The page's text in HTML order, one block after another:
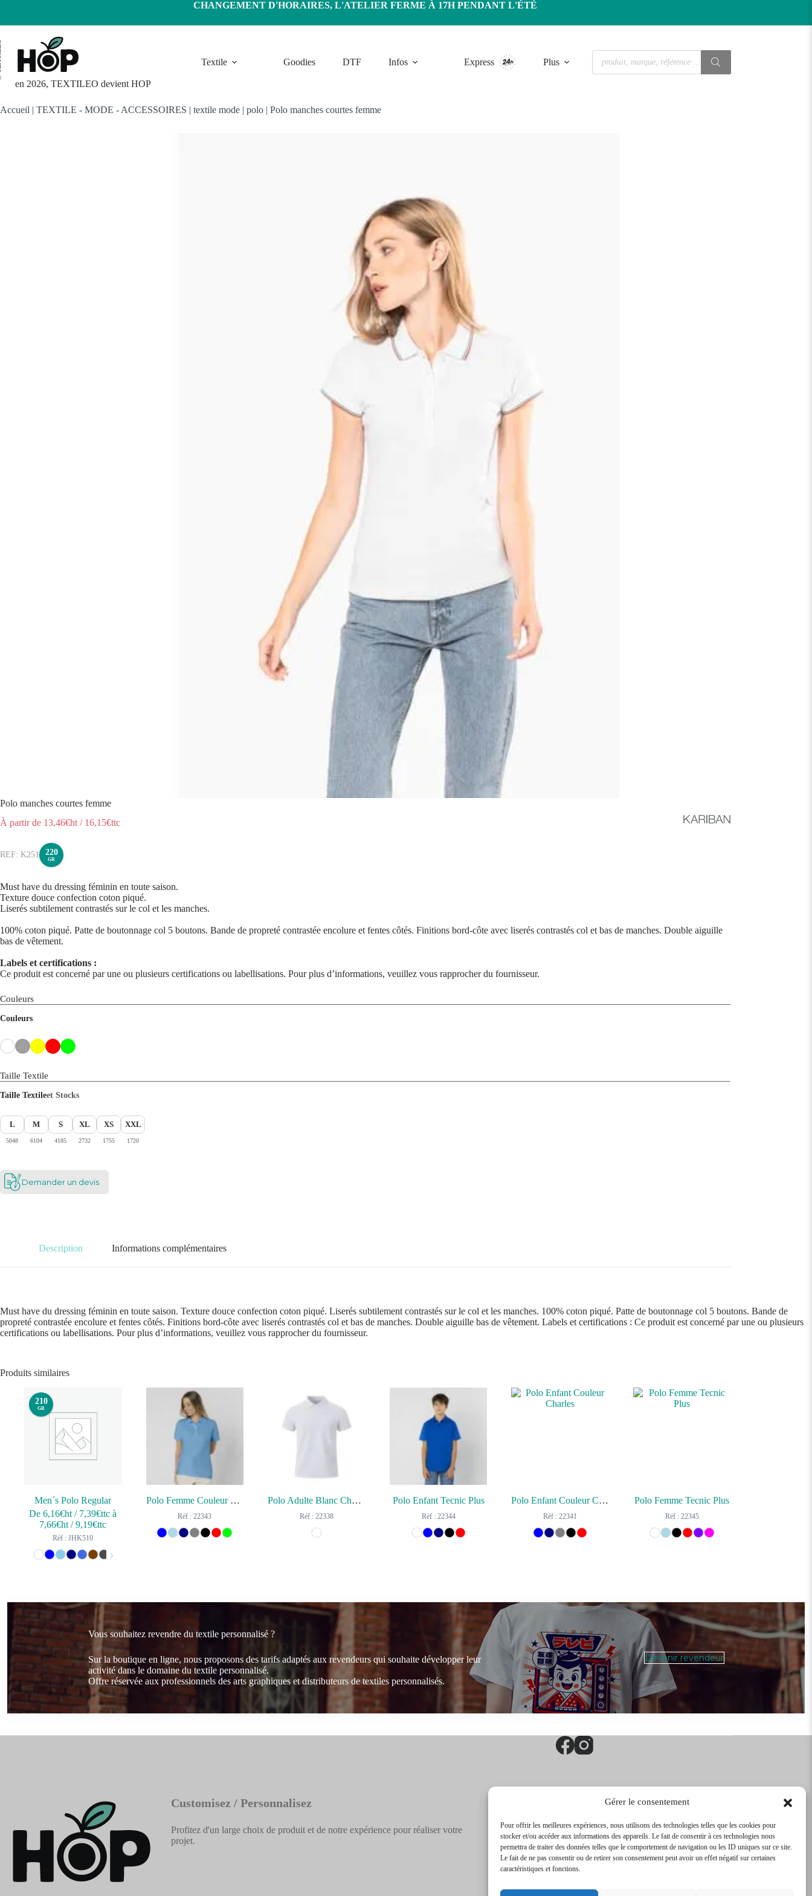
Gérer le consentement
Pour offrir les meilleures expériences, nous utilisons des technologies telles que les cookies pour
stocker et/ou accéder aux informations des appareils. Le fait de consentir à ces technologies nous
permettra de traiter des données telles que le comportement de navigation ou les ID uniques sur ce site.
Le fait de ne pas consentir ou de retirer son consentement peut avoir un effet négatif sur certaines
caractéristiques et fonctions.
contenu
CHANGEMENT D'HORAIRES, L'ATELIER FERME À 17H PENDANT L'ÉTÉ
en 2026, TEXTILEO devient HOP
Textile Goodies DTF Infos Express Plus
Recherche
produits
Accueil | TEXTILE - MODE - ACCESSOIRES | textile mode | polo | Polo manches courtes femme
Polo manches courtes femme
À partir de 13,46€ht / 16,15€ttc
K251 220
GR
Must have du dressing féminin en toute saison.
Texture douce confection coton piqué.
Liserés subtilement contrastés sur le col et les manches.
100% coton piqué. Patte de boutonnage col 5 boutons. Bande de propreté contrastée encolure et fentes côtés. Finitions bord-côte avec liserés contrastés col et bas de manches. Double aiguille
bas de vêtement.
Labels et certifications :
Ce produit est concerné par une ou plusieurs certifications ou labellisations. Pour plus d’informations, veuillez vous rapprocher du fournisseur.
Couleurs
Couleurs
Taille Textile
Taille Textileet Stocks
L
5048
M
6104
S
4185
XL
2732
XS
1755
XXL
1720
Demander un devis
Description Informations complémentaires
Must have du dressing féminin en toute saison. Texture douce confection coton piqué. Liserés subtilement contrastés sur le col et les manches. 100% coton piqué. Patte de boutonnage col 5 boutons. Bande de
propreté contrastée encolure et fentes côtés. Finitions bord-côte avec liserés contrastés col et bas de manches. Double aiguille bas de vêtement. Labels et certifications : Ce produit est concerné par une ou plusieurs
certifications ou labellisations. Pour plus d’informations, veuillez vous rapprocher du fournisseur.
Produits similaires
210
GR
Men´s Polo Regular
De6,16€ht / 7,39€ttc à
7,66€ht /9,19€ttc
Réf : JHK510
Polo Femme Couleur Charles
Réf : 22343
Polo Adulte Blanc Charles
Réf : 22338
Polo Enfant Tecnic Plus
Réf : 22344
Polo Enfant Couleur Charles
Réf : 22341
Polo Femme Tecnic Plus
Réf : 22345
Vous souhaitez revendre du textile personnalisé ?
Sur la boutique en ligne, nous proposons des tarifs adaptés aux revendeurs qui souhaite développer leur
activité dans le domaine du textile personnalisé.
Offre réservée aux professionnels des arts graphiques et distributeurs de textiles personnalisés.
Devenir revendeur
Customisez / Personnalisez
Profitez d'un large choix de produit et de notre expérience pour réaliser votre
projet.